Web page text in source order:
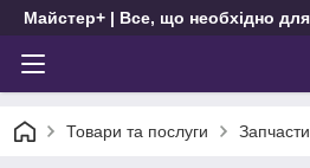
Майстер+ | Все, що необхідно
Товари та послуги